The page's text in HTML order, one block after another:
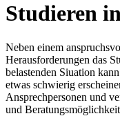
Studieren
Neben einem
Herausforderungen das
belastenden Siuation
etwas schwierig
Ansprechpersonen und
und